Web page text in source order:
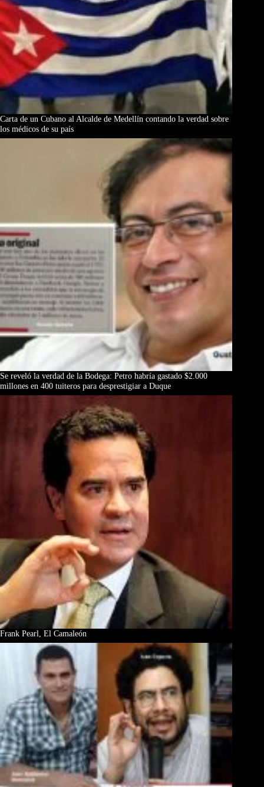
Carta de un Cubano al Alcalde de Medellín contando la verdad sobre
los médicos de su país
Se reveló la verdad de la Bodega: Petro habría gastado $2.000
millones en 400 tuiteros para desprestigiar a Duque
Frank Pearl, El Camaleón